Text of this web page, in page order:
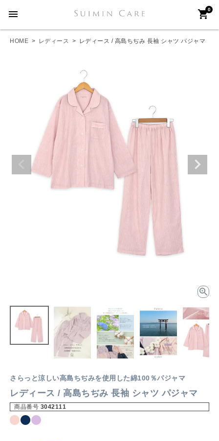
menu 0
shopping_cart
HOME レディース レディース / 高島ちぢみ 長袖 シャツ パジャマ
さらっと涼しい高島ちぢみを使用した綿100％パジャマ
レディース / 高島ちぢみ 長袖 シャツ パジャマ
商品番号 3042111